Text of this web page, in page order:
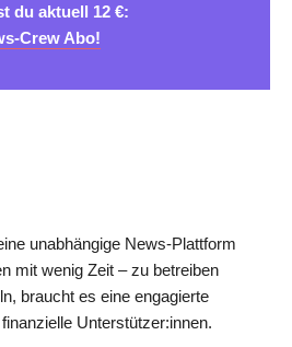
du aktuell 12 €:
Crew Abo!
unabhängige News-Plattform
mit wenig Zeit – zu betreiben
braucht es eine engagierte
Unterstützer:innen.